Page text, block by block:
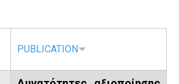
PUBLICATION